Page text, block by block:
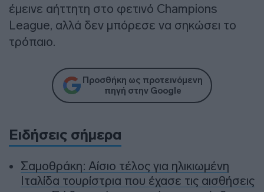
έμεινε αήττητη στο φετινό Champions
League, αλλά δεν μπόρεσε να σηκώσει το
τρόπαιο.
Προσθήκη ως προτεινόμενη
πηγή στην Google
Ειδήσεις σήμερα
Σαμοθράκη: Αίσιο τέλος για ηλικιωμένη
Ιταλίδα τουρίστρια που έχασε τις αισθήσεις